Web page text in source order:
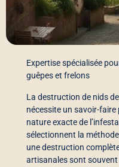
Expertise spécialisée
guêpes et frelons
La destruction de nids
nécessite un savoir-
nature exacte de
sélectionnent la
une destruction
artisanales sont